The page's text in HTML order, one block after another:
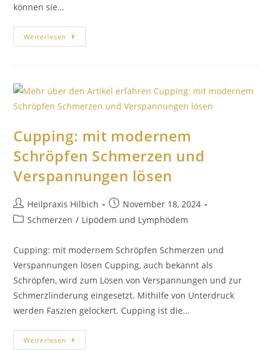
können sie…
Weiterlesen
Cupping: mit modernem
Schröpfen Schmerzen und
Verspannungen lösen
Heilpraxis Hilbich
November 18, 2024
Schmerzen / Lipödem und Lymphödem
Cupping: mit modernem Schröpfen Schmerzen und
Verspannungen lösen Cupping, auch bekannt als
Schröpfen, wird zum Lösen von Verspannungen und zur
Schmerzlinderung eingesetzt. Mithilfe von Unterdruck
werden Faszien gelockert. Cupping ist die…
Weiterlesen